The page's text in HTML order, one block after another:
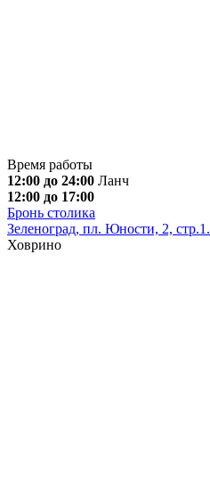
Время работы
12:00 до 24:00 Ланч
12:00 до 17:00
Бронь столика
Зеленоград, пл. Юности, 2, стр.1.
Ховрино